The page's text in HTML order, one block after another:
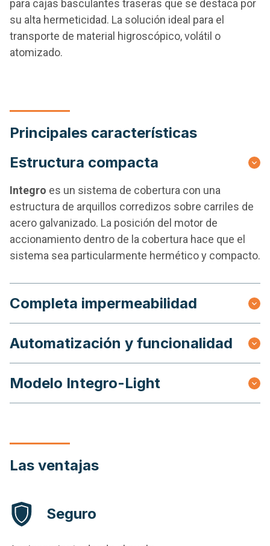
para cajas basculantes traseras que se destaca por
su alta hermeticidad. La solución ideal para el
transporte de material higroscópico, volátil o
atomizado.
Principales características
Estructura compacta
Integro es un sistema de cobertura con una
estructura de arquillos corredizos sobre carriles de
acero galvanizado. La posición del motor de
accionamiento dentro de la cobertura hace que el
sistema sea particularmente hermético y compacto.
Completa impermeabilidad
Automatización y funcionalidad
Modelo Integro-Light
Las ventajas
Seguro